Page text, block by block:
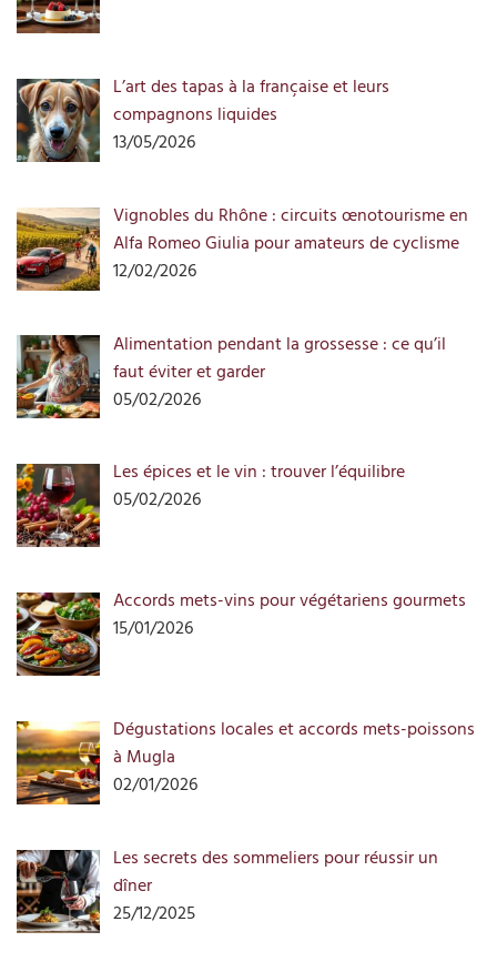
L’art des tapas à la française et leurs
compagnons liquides
13/05/2026
Vignobles du Rhône : circuits œnotourisme en
Alfa Romeo Giulia pour amateurs de cyclisme
12/02/2026
Alimentation pendant la grossesse : ce qu’il
faut éviter et garder
05/02/2026
Les épices et le vin : trouver l’équilibre
05/02/2026
Accords mets-vins pour végétariens gourmets
15/01/2026
Dégustations locales et accords mets-poissons
à Mugla
02/01/2026
Les secrets des sommeliers pour réussir un
dîner
25/12/2025